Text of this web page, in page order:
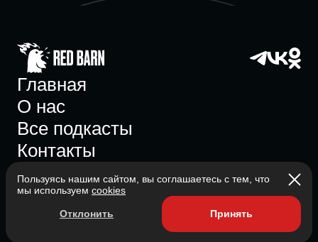
Главная
О нас
Все подкасты
Контакты
Состоит в ассоциации с 2023
Пользуясь нашим сайтом, вы соглашаетесь с тем, что
мы используем cookies
Отклонить Принять